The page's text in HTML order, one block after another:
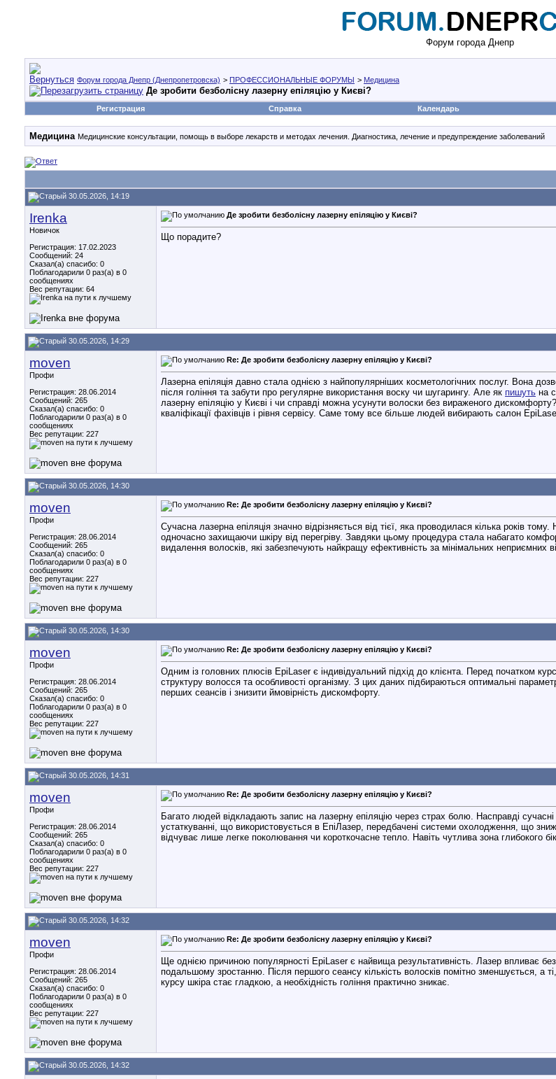
Форум города Днепр
Форум города Днепр (Днепропетровска) > ПРОФЕССИОНАЛЬНЫЕ ФОРУМЫ > Медицина
Де зробити безболісну лазерну епіляцію у Києві?
Регистрация Справка Календарь
Медицина Медицинские консультации, помощь в выборе лекарств и методах лечения. Диагностика, лечение и предупреждение заболеваний
30.05.2026, 14:19
Irenka
Новичок
Регистрация: 17.02.2023
Сообщений: 24
Сказал(а) спасибо: 0
Поблагодарили 0 раз(а) в 0
сообщениях
Вес репутации: 64
Де зробити безболісну лазерну епіляцію у Києві?
Що порадите?
30.05.2026, 14:29
moven
Профи
Регистрация: 28.06.2014
Сообщений: 265
Сказал(а) спасибо: 0
Поблагодарили 0 раз(а) в 0
сообщениях
Вес репутации: 227
Re: Де зробити безболісну лазерну епіляцію у Києві?
Лазерна епіляція давно стала однією з найпопулярніших косметологічних послуг. Вона
після гоління та забути про регулярне використання воску чи шугарингу. Але як пишуть на
лазерну епіляцію у Києві і чи справді можна усунути волоски без вираженого
кваліфікації фахівців і рівня сервісу. Саме тому все більше людей вибирають салон
30.05.2026, 14:30
moven
Профи
Регистрация: 28.06.2014
Сообщений: 265
Сказал(а) спасибо: 0
Поблагодарили 0 раз(а) в 0
сообщениях
Вес репутации: 227
Re: Де зробити безболісну лазерну епіляцію у Києві?
Сучасна лазерна епіляція значно відрізняється від тієї, яка проводилася кілька років
одночасно захищаючи шкіру від перегріву. Завдяки цьому процедура стала набагато
видалення волосків, які забезпечують найкращу ефективність за мінімальних неприємних
30.05.2026, 14:30
moven
Профи
Регистрация: 28.06.2014
Сообщений: 265
Сказал(а) спасибо: 0
Поблагодарили 0 раз(а) в 0
сообщениях
Вес репутации: 227
Re: Де зробити безболісну лазерну епіляцію у Києві?
Одним із головних плюсів EpiLaser є індивідуальний підхід до клієнта. Перед початком
структуру волосся та особливості організму. З цих даних підбираються оптимальні
перших сеансів і знизити ймовірність дискомфорту.
30.05.2026, 14:31
moven
Профи
Регистрация: 28.06.2014
Сообщений: 265
Сказал(а) спасибо: 0
Поблагодарили 0 раз(а) в 0
сообщениях
Вес репутации: 227
Re: Де зробити безболісну лазерну епіляцію у Києві?
Багато людей відкладають запис на лазерну епіляцію через страх болю. Насправді
устаткуванні, що використовується в ЕпіЛазер, передбачені системи охолодження, що
відчуває лише легке поколювання чи короткочасне тепло. Навіть чутлива зона глибокого
30.05.2026, 14:32
moven
Профи
Регистрация: 28.06.2014
Сообщений: 265
Сказал(а) спасибо: 0
Поблагодарили 0 раз(а) в 0
сообщениях
Вес репутации: 227
Re: Де зробити безболісну лазерну епіляцію у Києві?
Ще однією причиною популярності EpiLaser є найвища результативність. Лазер впливає
подальшому зростанню. Після першого сеансу кількість волосків помітно зменшується,
курсу шкіра стає гладкою, а необхідність гоління практично зникає.
30.05.2026, 14:32